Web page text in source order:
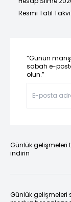
Resmi Tatil
“Günün
sabah e-
olun.”
Günlük gelişmeleri
indirin
Günlük gelişmeleri